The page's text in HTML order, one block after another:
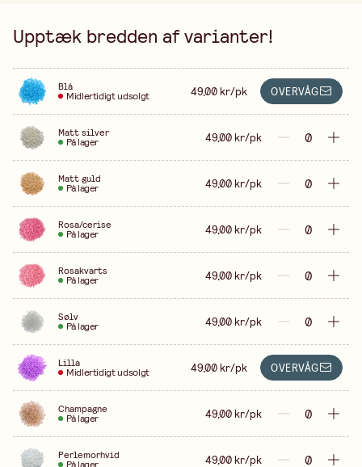
Upptæk bredden af varianter!
Blå
Midlertidigt udsolgt 49,00 kr/pk OVERVÅG
Matt silver
På lager 49,00 kr/pk
Matt guld
På lager 49,00 kr/pk
Rosa/cerise
På lager 49,00 kr/pk
Rosakvarts
På lager 49,00 kr/pk
Sølv
På lager 49,00 kr/pk
Lilla
Midlertidigt udsolgt 49,00 kr/pk OVERVÅG
Champagne
På lager 49,00 kr/pk
Perlemorhvid 49,00 kr/pk